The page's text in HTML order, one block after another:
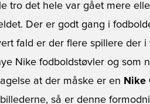
tro det hele var gået mere
Der er godt gang i
fald er der flere spillere
Nike fodboldstøvler og som
at der måske er en Nike
så er denne